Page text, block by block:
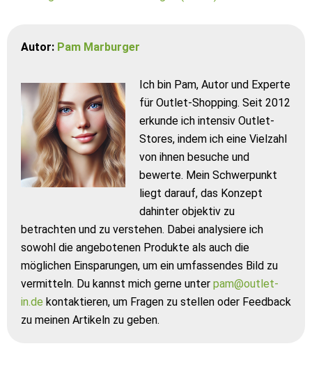
Autor: Pam Marburger
Ich bin Pam, Autor und Experte
für Outlet-Shopping. Seit 2012
erkunde ich intensiv Outlet-
Stores, indem ich eine Vielzahl
von ihnen besuche und
bewerte. Mein Schwerpunkt
liegt darauf, das Konzept
dahinter objektiv zu
betrachten und zu verstehen. Dabei analysiere ich
sowohl die angebotenen Produkte als auch die
möglichen Einsparungen, um ein umfassendes Bild zu
vermitteln. Du kannst mich gerne unter pam@outlet-
in.de kontaktieren, um Fragen zu stellen oder Feedback
zu meinen Artikeln zu geben.